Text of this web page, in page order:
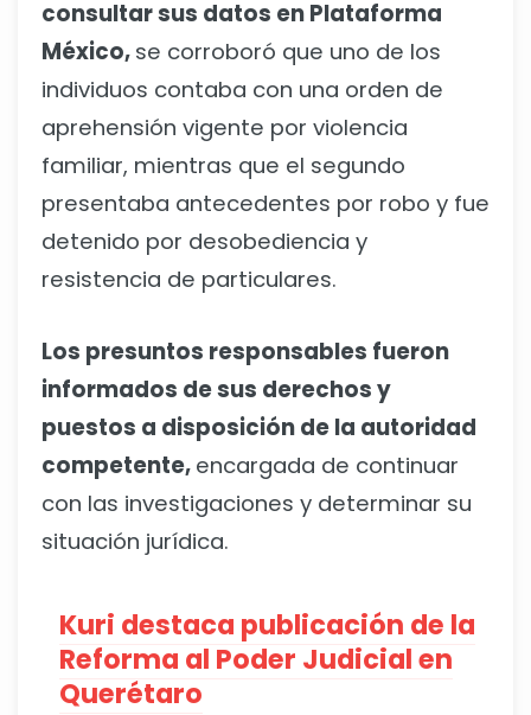
consultar sus datos en Plataforma
México, se corroboró que uno de los
individuos contaba con una orden de
aprehensión vigente por violencia
familiar, mientras que el segundo
presentaba antecedentes por robo y fue
detenido por desobediencia y
resistencia de particulares.
Los presuntos responsables fueron
informados de sus derechos y
puestos a disposición de la autoridad
competente, encargada de continuar
con las investigaciones y determinar su
situación jurídica.
Kuri destaca publicación de la
Reforma al Poder Judicial en
Querétaro